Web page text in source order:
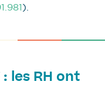
).
les RH ont